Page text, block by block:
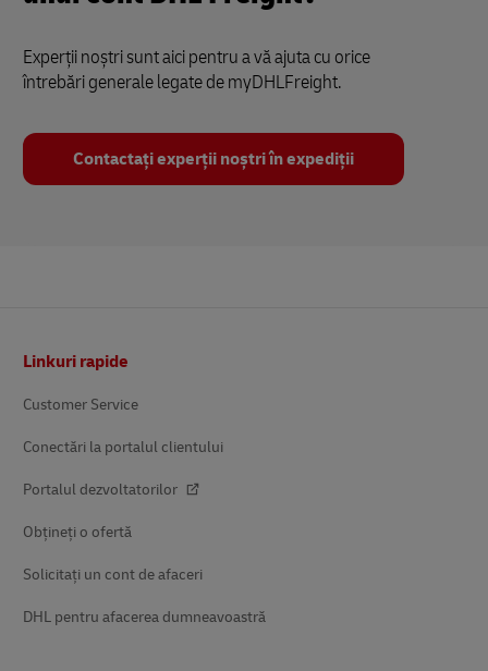
Experții noștri sunt aici pentru a vă ajuta cu orice
întrebări generale legate de myDHLFreight.
Contactați experții noștri în expediții
Linkuri rapide
Customer Service
Conectări la portalul clientului
Portalul dezvoltatorilor
Obțineți o ofertă
Solicitați un cont de afaceri
DHL pentru afacerea dumneavoastră